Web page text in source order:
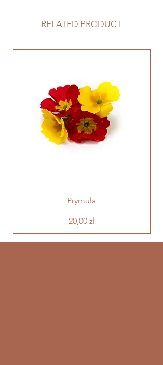
RELATED PRODUCT
Prymula
Cena
20,00 zł